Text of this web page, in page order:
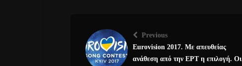
Previous
Eurovision 2017. Με απευθείας
ανάθεση από την ΕΡΤ η επιλογή. Οι